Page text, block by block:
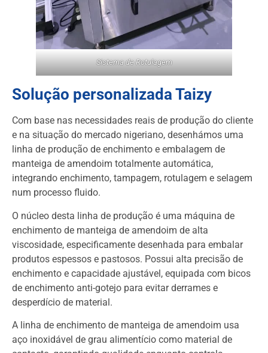
Sistema de Rotulagem
Solução personalizada Taizy
Com base nas necessidades reais de produção do cliente
e na situação do mercado nigeriano, desenhámos uma
linha de produção de enchimento e embalagem de
manteiga de amendoim totalmente automática,
integrando enchimento, tampagem, rotulagem e selagem
num processo fluido.
O núcleo desta linha de produção é uma máquina de
enchimento de manteiga de amendoim de alta
viscosidade, especificamente desenhada para embalar
produtos espessos e pastosos. Possui alta precisão de
enchimento e capacidade ajustável, equipada com bicos
de enchimento anti-gotejo para evitar derrames e
desperdício de material.
A linha de enchimento de manteiga de amendoim usa
aço inoxidável de grau alimentício como material de